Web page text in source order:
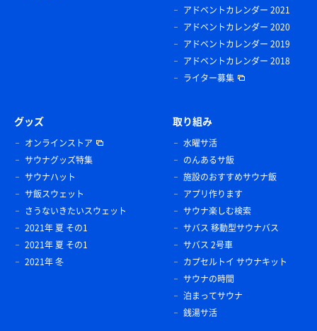
アドベントカレンダー 2021
アドベントカレンダー 2020
アドベントカレンダー 2019
アドベントカレンダー 2018
ライター募集
グッズ
オンラインストア
サウナグッズ特集
サウナハット
サ飯スウェット
さうないきたいスウェット
2021年 夏 その1
2021年 夏 その1
2021年 冬
取り組み
水曜サ活
のんあるサ飯
施設のおすすめサウナ飯
アプリ作ります
サウナ楽しむ検索
サバス 移動型サウナバス
サバス 2号車
カプセルトイ サウナキット
サウナの時間
泊まってサウナ
銭湯サ活